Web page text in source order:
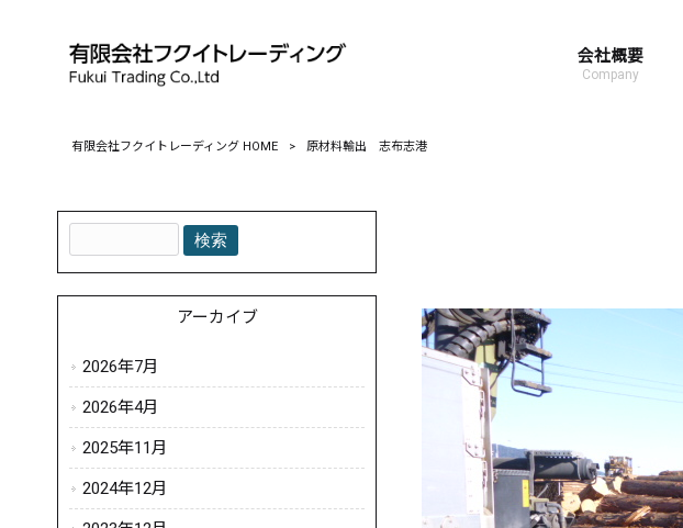
会社概要
Company
有限会社フクイトレーディング HOME > 原材料輸出 志布志港
アーカイブ
2026年7月
2026年4月
2025年11月
2024年12月